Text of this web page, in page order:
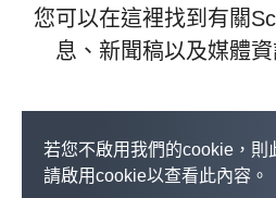
您可以在這裡找到有關
息、新聞稿以及媒體
若您不啟用我們的cookie，則
請啟用cookie以查看此內容。